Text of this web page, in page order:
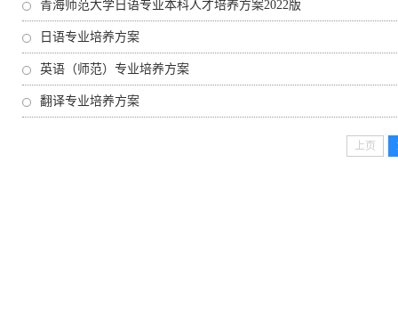
青海师范大学日语专业本科人才培养方案2022版
日语专业培养方案
英语（师范）专业培养方案
翻译专业培养方案
上页